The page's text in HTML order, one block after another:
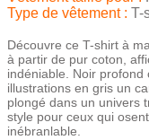
Type de vêtement : T-
Découvre ce T-shirt à
à partir de pur coton,
indéniable. Noir
illustrations en gris un
plongé dans un univers
style pour ceux qui
inébranlable.